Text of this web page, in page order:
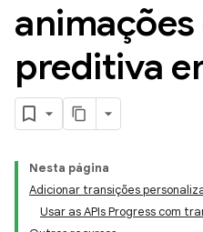
preditiva
Nesta página
Adicionar transições
Usar as APIs Progress com